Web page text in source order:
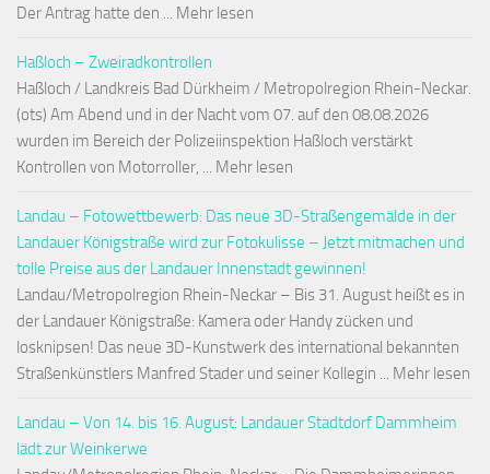
Der Antrag hatte den ... Mehr lesen
Haßloch – Zweiradkontrollen
Haßloch / Landkreis Bad Dürkheim / Metropolregion Rhein-Neckar.
(ots) Am Abend und in der Nacht vom 07. auf den 08.08.2026
wurden im Bereich der Polizeiinspektion Haßloch verstärkt
Kontrollen von Motorroller, ... Mehr lesen
Landau – Fotowettbewerb: Das neue 3D-Straßengemälde in der
Landauer Königstraße wird zur Fotokulisse – Jetzt mitmachen und
tolle Preise aus der Landauer Innenstadt gewinnen!
Landau/Metropolregion Rhein-Neckar – Bis 31. August heißt es in
der Landauer Königstraße: Kamera oder Handy zücken und
losknipsen! Das neue 3D-Kunstwerk des international bekannten
Straßenkünstlers Manfred Stader und seiner Kollegin ... Mehr lesen
Landau – Von 14. bis 16. August: Landauer Stadtdorf Dammheim
lädt zur Weinkerwe